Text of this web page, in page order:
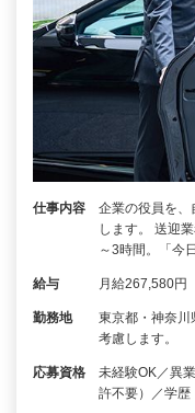
仕事内容
企業の役員を、
します。 送迎
～3時間。「今
給与 月給267,580円
勤務地
東京都・神奈
考慮します。
応募資格
未経験OK／異
許不要）／学歴